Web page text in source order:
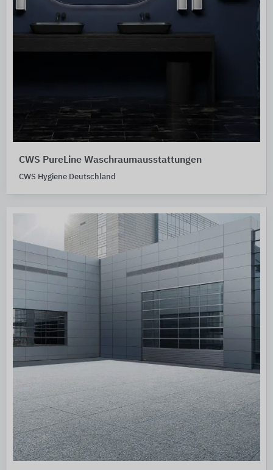
CWS PureLine Waschraumausstattungen
CWS Hygiene Deutschland